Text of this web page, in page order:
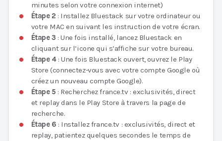
minutes selon votre connexion internet)
Étape 2 : Installez Bluestack sur votre ordinateur ou
votre MAC en suivant les instruction de votre écran.
Étape 3 : Une fois installé, lancez Bluestack en
cliquant sur l’icone qui s’affiche sur votre bureau.
Étape 4: Une fois Bluestack ouvert, ouvrez le Play
Store (connectez-vous avec votre compte Google où
créez un nouveau compte Google).
Étape 5 : Recherchez france.tv : exclusivités, direct
et replay dans le Play Store à travers la page de
recherche.
Étape 6 : Installez france.tv : exclusivités, direct et
replay, patientez quelques secondes le temps de